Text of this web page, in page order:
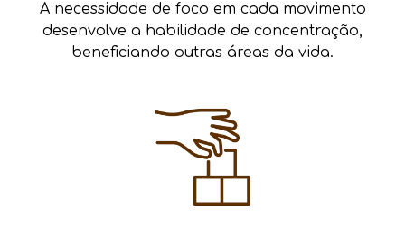
A necessidade de foco em cada movimento
desenvolve a habilidade de concentração,
beneficiando outras áreas da vida.